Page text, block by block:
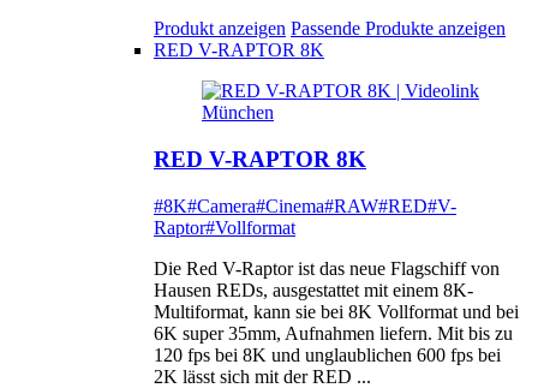
Produkt anzeigen Passende Produkte anzeigen
RED V-RAPTOR 8K
RED V-RAPTOR 8K
#8K#Camera#Cinema#RAW#RED#V-
Raptor#Vollformat
Die Red V-Raptor ist das neue Flagschiff von
Hausen REDs, ausgestattet mit einem 8K-
Multiformat, kann sie bei 8K Vollformat und bei
6K super 35mm, Aufnahmen liefern. Mit bis zu
120 fps bei 8K und unglaublichen 600 fps bei
2K lässt sich mit der RED ...